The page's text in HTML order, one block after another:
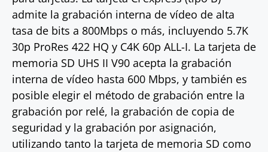
admite la grabación interna de vídeo de alta
tasa de bits a 800Mbps o más, incluyendo 5.7K
30p ProRes 422 HQ y C4K 60p ALL-I. La tarjeta de
memoria SD UHS II V90 acepta la grabación
interna de vídeo hasta 600 Mbps, y también es
posible elegir el método de grabación entre la
grabación por relé, la grabación de copia de
seguridad y la grabación por asignación,
utilizando tanto la tarjeta de memoria SD como